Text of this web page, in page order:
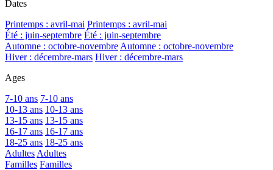
Dates
Printemps : avril-mai Printemps : avril-mai
Été : juin-septembre Été : juin-septembre
Automne : octobre-novembre Automne : octobre-novembre
Hiver : décembre-mars Hiver : décembre-mars
Ages
7-10 ans 7-10 ans
10-13 ans 10-13 ans
13-15 ans 13-15 ans
16-17 ans 16-17 ans
18-25 ans 18-25 ans
Adultes Adultes
Familles Familles